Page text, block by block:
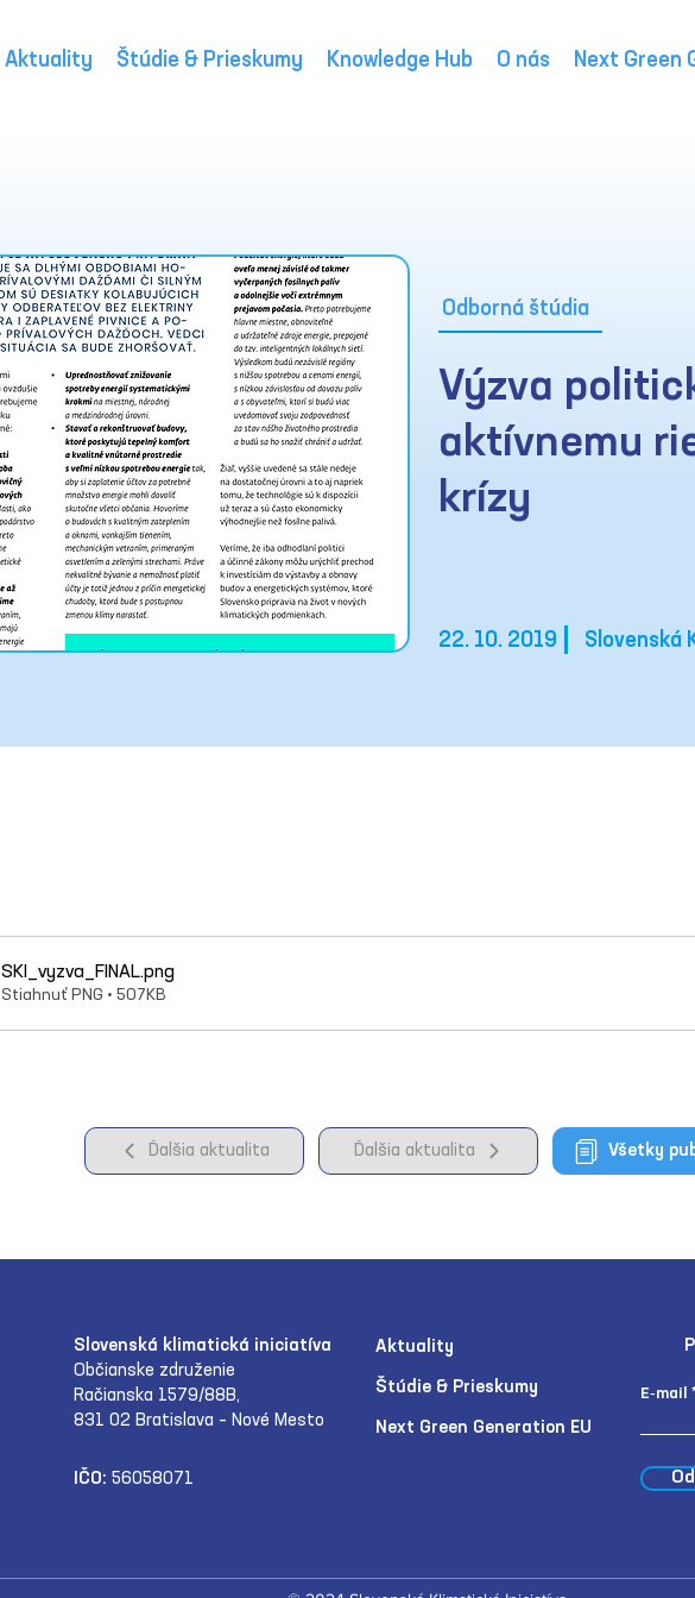
Aktuality Štúdie & Prieskumy Knowledge Hub O nás Next Green
Odborná štúdia
Výzva
aktívnemu
krízy
22. 10. 2019 Slovenská
SKI_vyzva_FINAL.png
Stiahnuť PNG • 507KB
Ďalšia aktualita Ďalšia aktualita Všetky
Slovenská klimatická iniciatíva
Občianske združenie
Račianska 1579/88B,
831 02 Bratislava – Nové Mesto
Aktuality
Štúdie & Prieskumy
Next Green Generation EU
IČO: 56058071
E‑mail